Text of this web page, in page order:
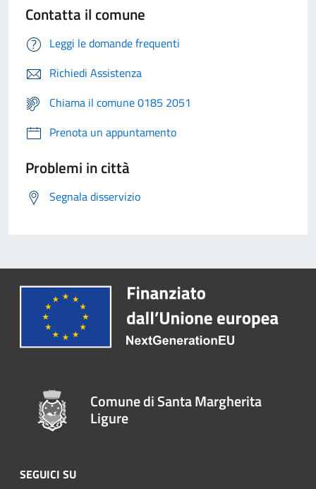
Contatta il comune
Leggi le domande frequenti
Richiedi Assistenza
Chiama il comune 0185 2051
Prenota un appuntamento
Problemi in città
Segnala disservizio
Comune di Santa Margherita
Ligure
SEGUICI SU